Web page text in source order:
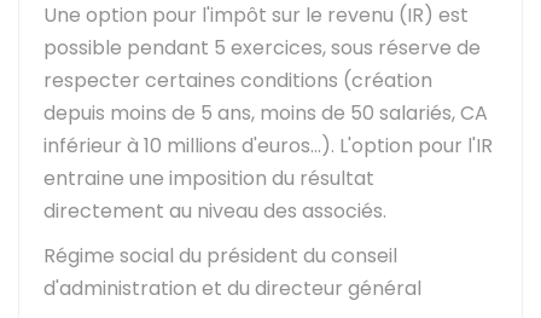
Une option pour l'impôt sur le revenu (IR) est
possible pendant 5 exercices, sous réserve de
respecter certaines conditions (création
depuis moins de 5 ans, moins de 50 salariés, CA
inférieur à 10 millions d'euros...). L'option pour l'IR
entraine une imposition du résultat
directement au niveau des associés.
Régime social du président du conseil
d'administration et du directeur général